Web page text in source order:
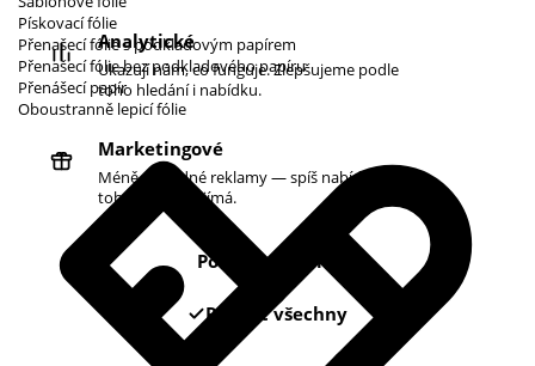
Pískovací fólie
Přenašecí fólie s podkladovým papírem
Přenašecí fólie bez podkladového papíru
Přenášecí papír
Oboustranně lepicí fólie
Analytické
Ukazují nám, co funguje. Zlepšujeme podle
toho hledání i nabídku.
Marketingové
Méně náhodné reklamy — spíš nabídky podle
toho, co vás zajímá.
Pouze nezbytné
Povolit všechny